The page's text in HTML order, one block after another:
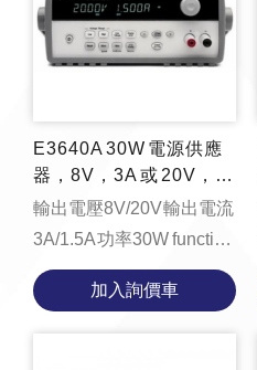
E3640A 30W 電源供應
器，8V，3A 或 20V，1.
5A
輸出電壓8V/20V 輸出電流
3A/1.5A 功率30W function
loadYouTubeVideo() {
const videoContainer =
document.getElementByI...
加入詢價車